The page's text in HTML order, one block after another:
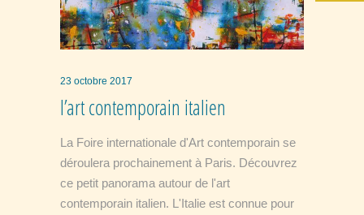
23 octobre 2017
l’art contemporain italien
La Foire internationale d'Art contemporain se
déroulera prochainement à Paris. Découvrez
ce petit panorama autour de l'art
contemporain italien. L'Italie est connue pour